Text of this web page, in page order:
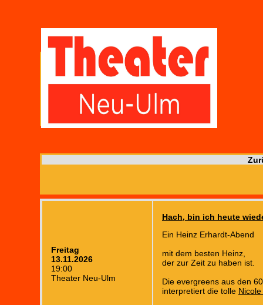
Freitag
13.11.2026
19:00
Theater Neu-Ulm
Hach, bin ich heute
Ein Heinz Erhardt-Abend
mit dem besten Heinz,
der zur Zeit zu haben ist.
Die evergreens aus den
interpretiert die tolle